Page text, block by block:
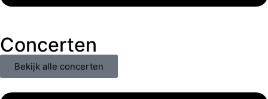
Concerten
Bekijk alle concerten